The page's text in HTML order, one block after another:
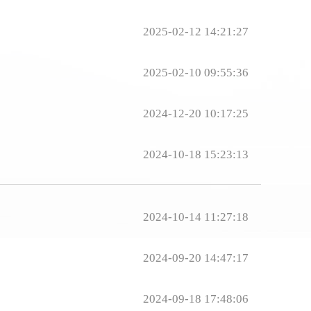
2025-02-12 14:21:27
2025-02-10 09:55:36
2024-12-20 10:17:25
2024-10-18 15:23:13
2024-10-14 11:27:18
2024-09-20 14:47:17
2024-09-18 17:48:06